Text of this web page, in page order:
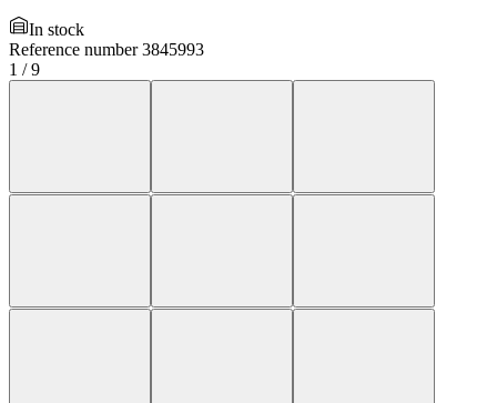
In stock
Reference number 3845993
1 /9